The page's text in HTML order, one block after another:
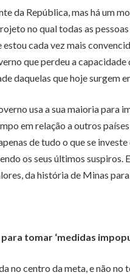
da República, mas há um
no qual todas as
cada vez mais
que perdeu a
daquelas que hoje surgem
usa a sua maioria
em relação a outros
de tudo o que se
os seus últimos
da história de Minas
tomar ‘medidas
no centro da meta, e não